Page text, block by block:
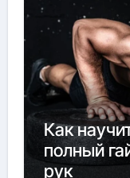
Как
полный
рук